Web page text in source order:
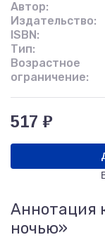
Автор:
Издательство:
ISBN:
Тип:
Возрастное
ограничение:
517 ₽
Аннотация
ночью»